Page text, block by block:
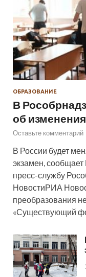
ОБРАЗОВАНИЕ
В
об
Оставьте комментарий
В России будет
экзамен,
пресс-службу
НовостиРИА
преобразования
«Существующий